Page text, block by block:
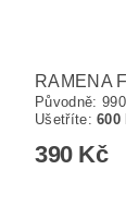
RAMENA
Původně:
Ušetříte:600
390 Kč